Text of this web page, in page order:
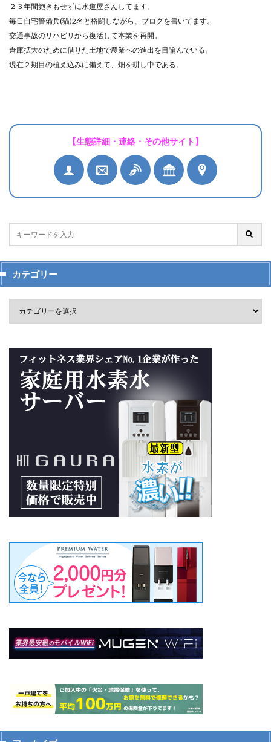
２３年間飽きもせずに水道屋さんしてます。
毎日自宅警備兵(猫)2名と格闘しながら、ブログを書いてます。
交通事故のリハビリから復活して本業を再開。
倉庫拡大のために借りた土地で農業への進出を目論んでいる。
現在２期目の植え込みに備えて、畑を耕し中である。
【生態詳細・連絡・その他サイト】
カテゴリー